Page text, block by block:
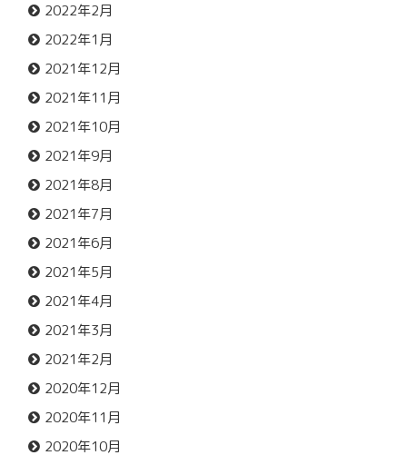
2022年2月
2022年1月
2021年12月
2021年11月
2021年10月
2021年9月
2021年8月
2021年7月
2021年6月
2021年5月
2021年4月
2021年3月
2021年2月
2020年12月
2020年11月
2020年10月